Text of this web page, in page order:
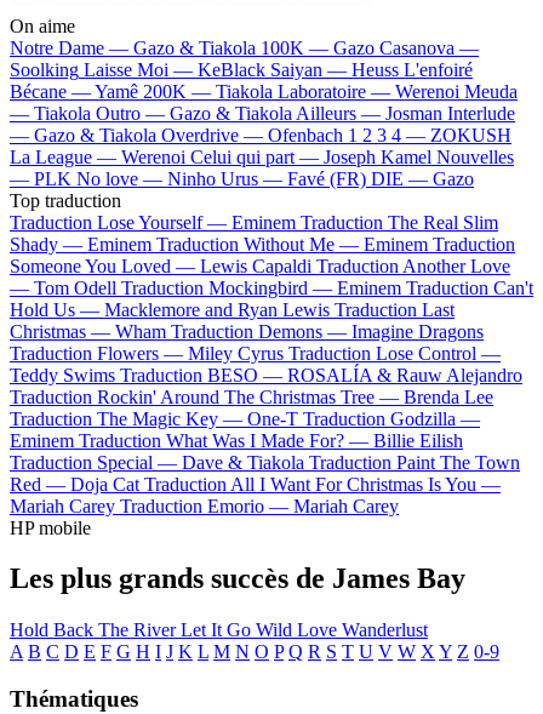
On aime
Notre Dame — Gazo & Tiakola 100K — Gazo Casanova —
Soolking Laisse Moi — KeBlack Saiyan — Heuss L'enfoiré
Bécane —Yamê 200K — Tiakola Laboratoire — Werenoi Meuda
— Tiakola Outro — Gazo & Tiakola Ailleurs — Josman Interlude
— Gazo & Tiakola Overdrive — Ofenbach 1 2 3 4 — ZOKUSH
La League — Werenoi Celui qui part — Joseph Kamel Nouvelles
— PLK No love — Ninho Urus — Favé (FR) DIE — Gazo
Top traduction
Traduction Lose Yourself — Eminem Traduction The Real Slim
Shady — Eminem Traduction Without Me — Eminem Traduction
Someone You Loved — Lewis Capaldi Traduction Another Love
— Tom Odell Traduction Mockingbird — Eminem Traduction Can't
Hold Us — Macklemore and Ryan Lewis Traduction Last
Christmas — Wham Traduction Demons — Imagine Dragons
Traduction Flowers — Miley Cyrus Traduction Lose Control —
Teddy Swims Traduction BESO — ROSALÍA & Rauw Alejandro
Traduction Rockin' Around The Christmas Tree — Brenda Lee
Traduction The Magic Key — One-T Traduction Godzilla —
Eminem Traduction What Was I Made For? — Billie Eilish
Traduction Special — Dave & Tiakola Traduction Paint The Town
Red — Doja Cat Traduction All I Want For Christmas Is You —
Mariah Carey Traduction Emorio — Mariah Carey
HP mobile
Les plus grands succès de James Bay
Hold Back The RiverLet It Go Wild Love Wanderlust
A B C D E F G H I J K L M N O P Q R S T U V W X Y Z 0-9
Thématiques